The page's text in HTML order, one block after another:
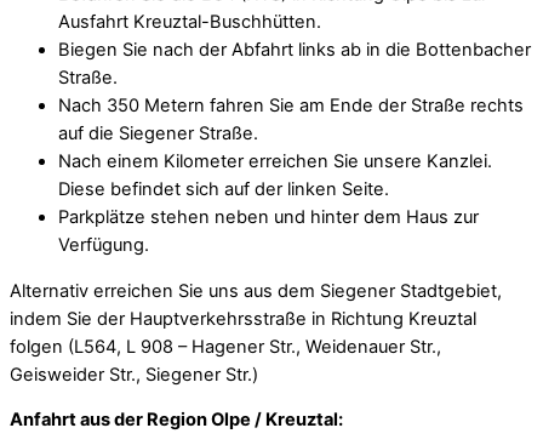
Ausfahrt Kreuztal-Buschhütten.
Biegen Sie nach der Abfahrt links ab in die Bottenbacher
Straße.
Nach 350 Metern fahren Sie am Ende der Straße rechts
auf die Siegener Straße.
Nach einem Kilometer erreichen Sie unsere Kanzlei.
Diese befindet sich auf der linken Seite.
Parkplätze stehen neben und hinter dem Haus zur
Verfügung.
Alternativ erreichen Sie uns aus dem Siegener Stadtgebiet,
indem Sie der Hauptverkehrsstraße in Richtung Kreuztal
folgen (L564, L 908 – Hagener Str., Weidenauer Str.,
Geisweider Str., Siegener Str.)
Anfahrt aus der Region Olpe / Kreuztal: